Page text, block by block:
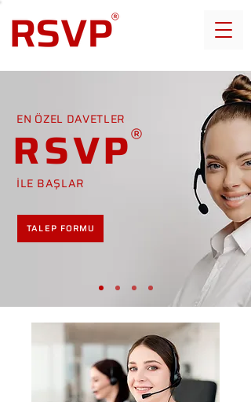
EN ÖZEL DAVETLER
RSVP
İLE BAŞLAR
TALEP FORMU